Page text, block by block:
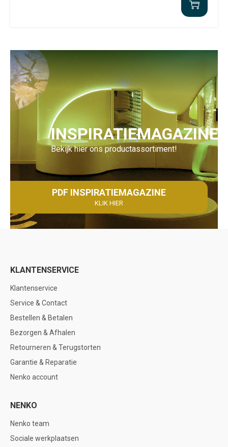
INSPIRATIEMAGAZINE
Bekijk hier ons productassortiment!
PDF INSPIRATIEMAGAZINE
KLIK HIER
KLANTENSERVICE
Klantenservice
Service & Contact
Bestellen & Betalen
Bezorgen & Afhalen
Retourneren & Terugstorten
Garantie & Reparatie
Nenko account
NENKO
Nenko team
Sociale werkplaatsen